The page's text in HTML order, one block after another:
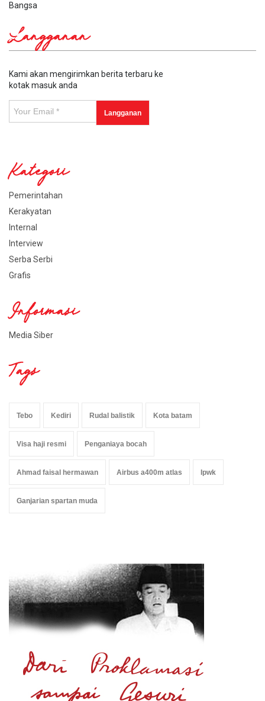
Bangsa
Langganan
Kami akan mengirimkan berita terbaru ke
kotak masuk anda
Kategori
Pemerintahan
Kerakyatan
Internal
Interview
Serba Serbi
Grafis
Informasi
Media Siber
Tags
Tebo Kediri Rudal balistik Kota batam
Visa haji resmi Penganiaya bocah
Ahmad faisal hermawan Airbus a400m atlas Ipwk
Ganjarian spartan muda